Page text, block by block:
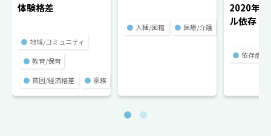
体験格差
● 地域/コミュニティ
● 教育/保育
● 貧困/経済格差 ● 家族
● 人種/国籍 ● 医療/介護
2020年
ル依存
● 依存症